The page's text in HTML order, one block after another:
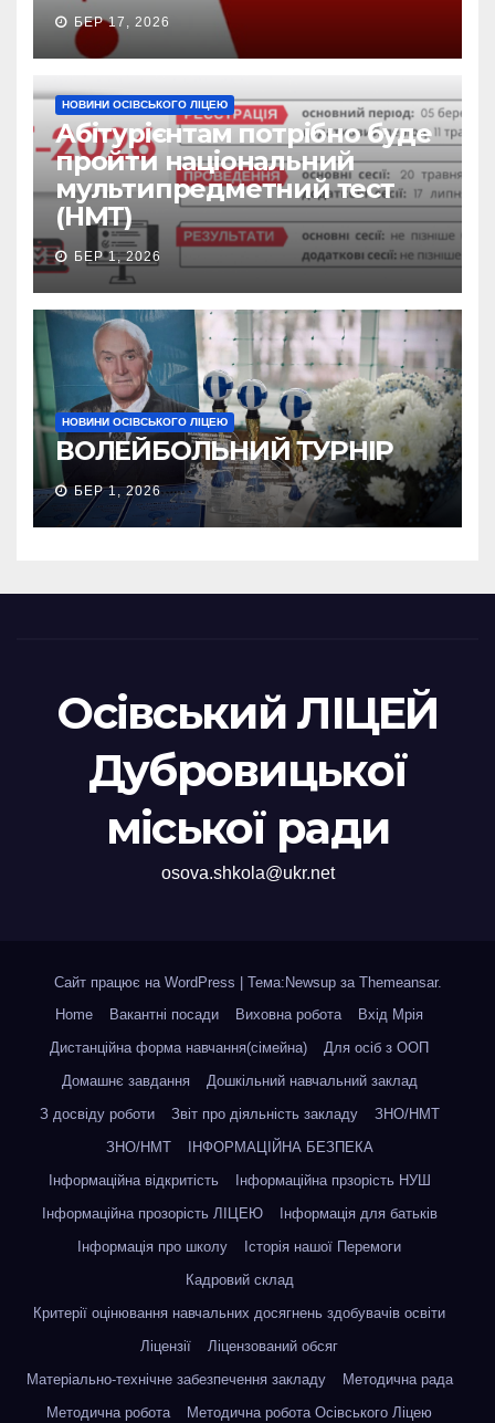
БЕР 17, 2026
НОВИНИ ОСІВСЬКОГО ЛІЦЕЮ
Абітурієнтам потрібно буде
пройти національний
мультипредметний тест
(НМТ)
БЕР 1, 2026
НОВИНИ ОСІВСЬКОГО ЛІЦЕЮ
ВОЛЕЙБОЛЬНИЙ ТУРНІР
БЕР 1, 2026
Осівський ЛІЦЕЙ
Дубровицької
міської ради
osova.shkola@ukr.net
Сайт працює на WordPress Тема:Newsup за Themeansar.
Home
Вакантні посади Виховна робота
Вхід Мрія
Дистанційна форма навчання(сімейна)
Для осіб з ООП
Домашнє завдання
Дошкільний навчальний заклад
З досвіду роботи
Звіт про діяльність закладу
ЗНО/НМТ
ЗНО/НМТ
ІНФОРМАЦІЙНА БЕЗПЕКА
Інформаційна відкритість
Інформаційна прзорість НУШ
Інформаційна прозорість ЛІЦЕЮ
Інформація для батьків
Інформація про школу
Історія нашої Перемоги
Кадровий склад
Критерії оцінювання навчальних досягнень здобувачів освіти
Ліцензії
Ліцензований обсяг
Матеріально-технічне забезпечення закладу
Методична рада
Методична робота
Методична робота Осівського Ліцею